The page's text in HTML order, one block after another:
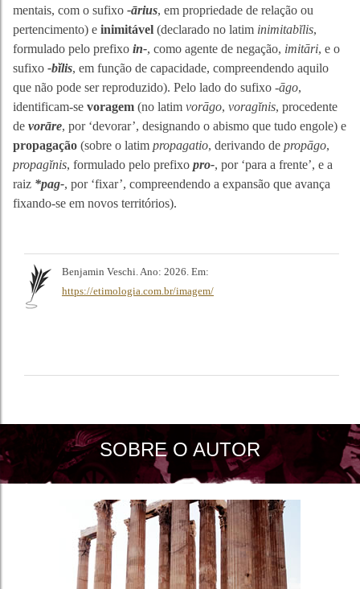
mentais, com o sufixo -ārius, em propriedade de relação ou
pertencimento) e inimitável (declarado no latim inimitabĭlis,
formulado pelo prefixo in-, como agente de negação, imitāri, e o
sufixo -bĭlis, em função de capacidade, compreendendo aquilo
que não pode ser reproduzido). Pelo lado do sufixo -āgo,
identificam-se voragem (no latim vorāgo, voragĭnis, procedente
de vorāre, por ‘devorar’, designando o abismo que tudo engole) e
propagação (sobre o latim propagatio, derivando de propāgo,
propagĭnis, formulado pelo prefixo pro-, por ‘para a frente’, e a
raiz *pag-, por ‘fixar’, compreendendo a expansão que avança
fixando-se em novos territórios).
Benjamin Veschi. Ano: 2026. Em:
https://etimologia.com.br/imagem/
SOBRE O AUTOR